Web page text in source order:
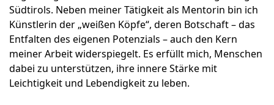
Südtirols. Neben meiner Tätigkeit als Mentorin bin ich
Künstlerin der „weißen Köpfe“, deren Botschaft – das
Entfalten des eigenen Potenzials – auch den Kern
meiner Arbeit widerspiegelt. Es erfüllt mich, Menschen
dabei zu unterstützen, ihre innere Stärke mit
Leichtigkeit und Lebendigkeit zu leben.